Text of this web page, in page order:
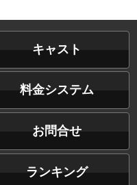
キャスト
料金システム
お問合せ
ランキング